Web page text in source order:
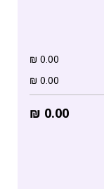
0.00
₪
0.00
₪
0.00
₪